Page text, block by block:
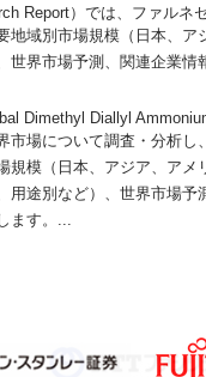
Report）では、ファルネ
域別市場規模（日本、ア
界市場予測、関連企業情
Dimethyl Diallyl
場について調査・分析し
模（日本、アジア、アメ
途別など）、世界市場予
ます。...